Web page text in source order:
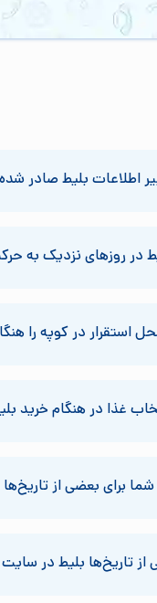
اطلاعات بلیط صادر
در روزهای نزدیک به
استقرار در کوپه را
غذا در هنگام خرید
برای بعضی از
از تاریخ‌ها بلیط در